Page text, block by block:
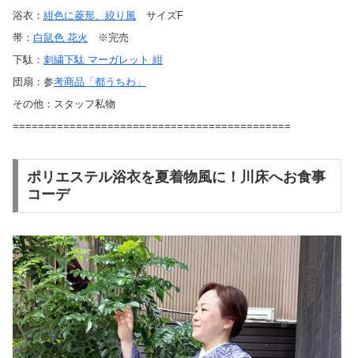
浴衣： 紺色に菱形、絞り風 サイズF
帯： 白鼠色 花火
※完売
下駄： 刺繍下駄 マーガレット 紺
団扇：参考商品「都うちわ」
その他：スタッフ私物
============================================
ポリエステル浴衣を夏着物風に！川床へお食事
コーデ